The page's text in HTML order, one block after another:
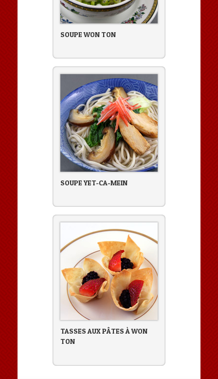
SOUPE WON TON
SOUPE YET-CA-MEIN
TASSES AUX PÂTES À WON
TON